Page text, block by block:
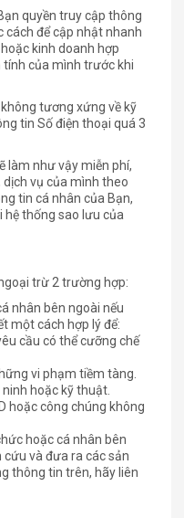
quyền truy cập thông
cách để cập nhật nhanh
kinh doanh hợp
tính của mình trước khi
tương xứng về kỹ
tin Số điện thoại quá 3
làm như vậy miễn phí,
vụ của mình theo
tin cá nhân của Bạn,
hệ thống sao lưu của
trừ 2 trường hợp:
nhân bên ngoài nếu
một cách hợp lý để:
cầu có thể cưỡng chế
vi phạm tiềm tàng.
hoặc kỹ thuật.
hoặc công chúng không
hoặc cá nhân bên
cứu và đưa ra các sản
thông tin trên, hãy liên